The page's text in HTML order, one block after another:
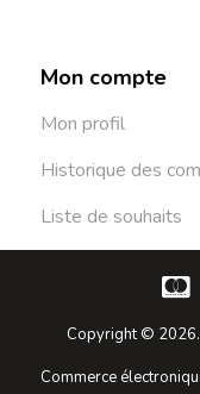
Mon compte
Mon profil
Historique des
Liste de souhaits
Copyright ©
Commerce